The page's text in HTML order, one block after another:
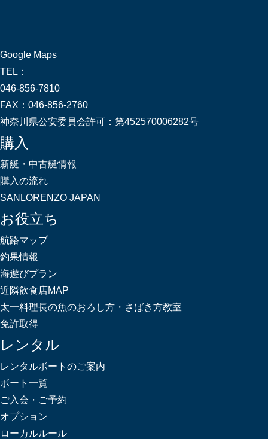
Google Maps
TEL：
046-856-7810
FAX： 046-856-2760
神奈川県公安委員会許可： 第452570006282号
購入
新艇・中古艇情報
購入の流れ
SANLORENZO JAPAN
お役立ち
航路マップ
釣果情報
海遊びプラン
近隣飲食店MAP
太一料理長の魚のおろし方・さばき方教室
免許取得
レンタル
レンタルボートのご案内
ボート一覧
ご入会・ご予約
オプション
ローカルルール